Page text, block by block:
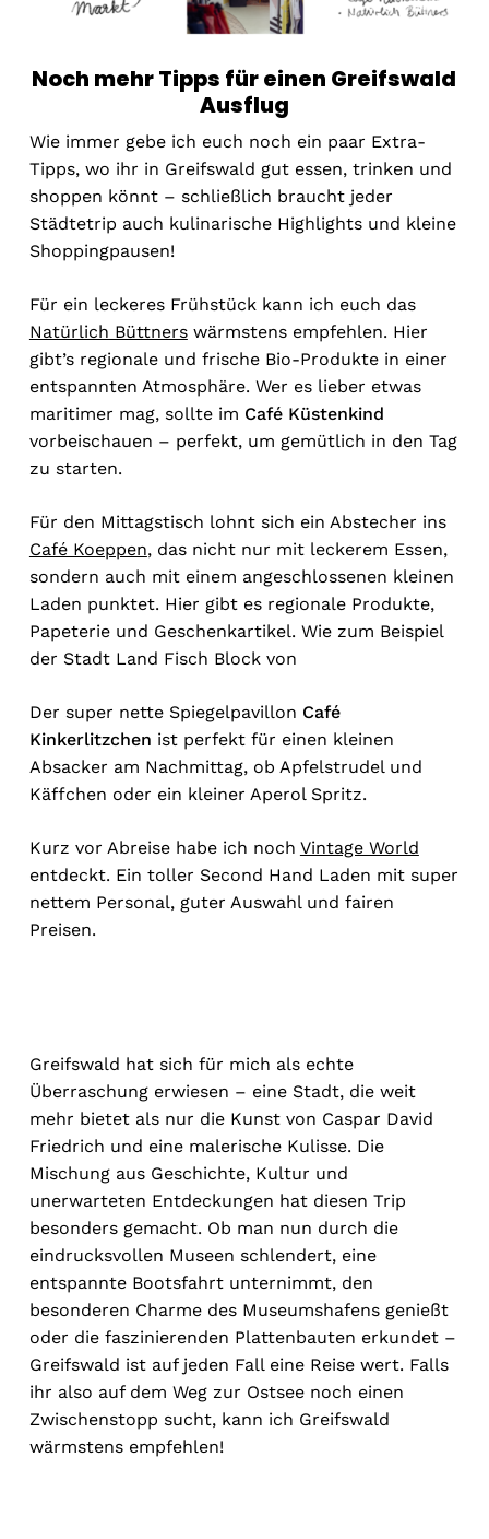
Noch mehr Tipps für einen Greifswald
Ausflug
Wie immer gebe ich euch noch ein paar Extra-
Tipps, wo ihr in Greifswald gut essen, trinken und
shoppen könnt – schließlich braucht jeder
Städtetrip auch kulinarische Highlights und kleine
Shoppingpausen!
Für ein leckeres Frühstück kann ich euch das
Natürlich Büttnerswärmstens empfehlen. Hier
gibt’s regionale und frische Bio-Produkte in einer
entspannten Atmosphäre. Wer es lieber etwas
maritimer mag, sollte im Café Küstenkind
vorbeischauen – perfekt, um gemütlich in den Tag
zu starten.
Für den Mittagstisch lohnt sich ein Abstecher ins
Café Koeppen, das nicht nur mit leckerem Essen,
sondern auch mit einem angeschlossenen kleinen
Laden punktet. Hier gibt es regionale Produkte,
Papeterie und Geschenkartikel. Wie zum Beispiel
der Stadt Land Fisch Block von
Der super nette Spiegelpavillon Café
Kinkerlitzchen ist perfekt für einen kleinen
Absacker am Nachmittag, ob Apfelstrudel und
Käffchen oder ein kleiner Aperol Spritz.
Kurz vor Abreise habe ich noch Vintage World
entdeckt. Ein toller Second Hand Laden mit super
nettem Personal, guter Auswahl und fairen
Preisen.
Greifswald hat sich für mich als echte
Überraschung erwiesen – eine Stadt, die weit
mehr bietet als nur die Kunst von Caspar David
Friedrich und eine malerische Kulisse. Die
Mischung aus Geschichte, Kultur und
unerwarteten Entdeckungen hat diesen Trip
besonders gemacht. Ob man nun durch die
eindrucksvollen Museen schlendert, eine
entspannte Bootsfahrt unternimmt, den
besonderen Charme des Museumshafens genießt
oder die faszinierenden Plattenbauten erkundet –
Greifswald ist auf jeden Fall eine Reise wert. Falls
ihr also auf dem Weg zur Ostsee noch einen
Zwischenstopp sucht, kann ich Greifswald
wärmstens empfehlen!